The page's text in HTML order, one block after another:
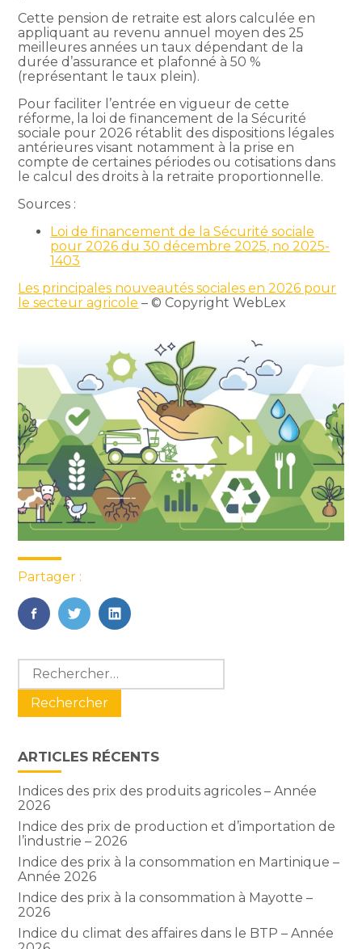
Cette pension de retraite est alors calculée en
appliquant au revenu annuel moyen des 25
meilleures années un taux dépendant de la
durée d’assurance et plafonné à 50 %
(représentant le taux plein).
Pour faciliter l’entrée en vigueur de cette
réforme, la loi de financement de la Sécurité
sociale pour 2026 rétablit des dispositions légales
antérieures visant notamment à la prise en
compte de certaines périodes ou cotisations dans
le calcul des droits à la retraite proportionnelle.
Sources :
Loi de financement de la Sécurité sociale
pour 2026 du 30 décembre 2025, no 2025-
1403
Les principales nouveautés sociales en 2026 pour
le secteur agricole – © Copyright WebLex
Partager :
FaceBook
TwitterLinkedIn
Blog
sidebar
Rechercher :
ARTICLES RÉCENTS
Indices des prix des produits agricoles – Année
2026
Indice des prix de production et d’importation de
l’industrie – 2026
Indice des prix à la consommation en Martinique –
Année 2026
Indice des prix à la consommation à Mayotte –
2026
Indice du climat des affaires dans le BTP – Année